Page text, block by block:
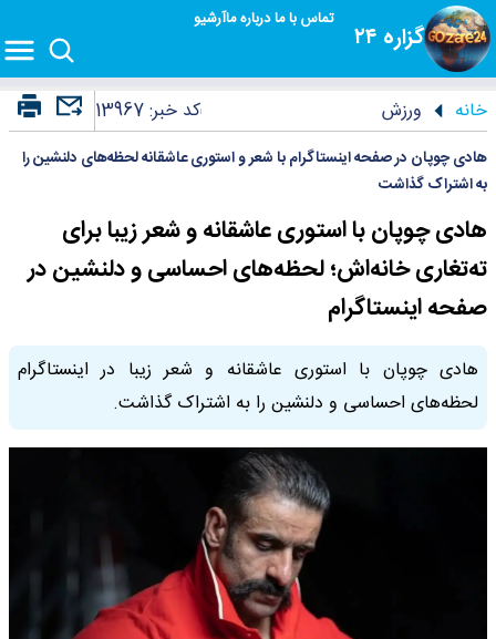
گزاره ۲۴
تماس با مادرباره ماآرشیو
خانه ورزش کد خبر:13967
هادی چوپان در صفحه اینستاگرام با شعر و استوری عاشقانه لحظه‌های دلنشین را
به اشتراک گذاشت
هادی چوپان با استوری عاشقانه و شعر زیبا برای
ته‌تغاری خانه‌اش؛ لحظه‌های احساسی و دلنشین در
صفحه اینستاگرام
هادی چوپان با استوری عاشقانه و شعر زیبا در اینستاگرام
لحظه‌های احساسی و دلنشین را به اشتراک گذاشت.